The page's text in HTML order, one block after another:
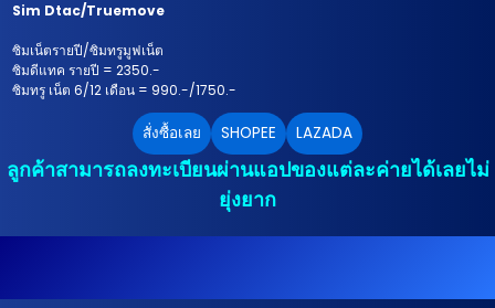
Sim Dtac/Truemove
ซิมเน็ตรายปี/ซิมทรูมูฟเน็ต
ซิมดีแทค รายปี = 2350.-
ซิมทรู เน็ต 6/12 เดือน = 990.-/1750.-
สั่งซื้อเลย SHOPEE LAZADA
ลูกค้าสามารถลงทะเบียนผ่านแอปของแต่ละค่ายได้เลยไม่
ยุ่งยาก